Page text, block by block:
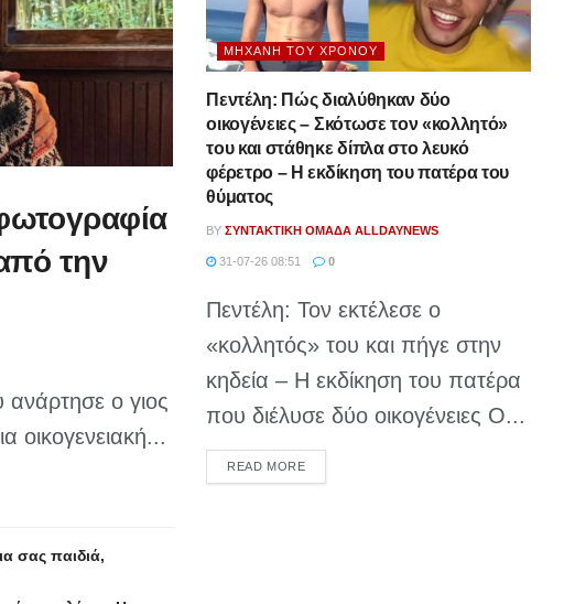
την
ο γιος
οικογενειακή...
σας παιδιά,
ΜΗΧΑΝΉ ΤΟΥ ΧΡΌΝΟΥ
Πεντέλη: Πώς διαλύθηκαν δύο
οικογένειες – Σκότωσε τον «κολλητό»
του και στάθηκε δίπλα στο λευκό
φέρετρο – Η εκδίκηση του πατέρα του
θύματος
BY ΣΥΝΤΑΚΤΙΚΉ ΟΜΆΔΑ ALLDAYNEWS
31-07-26 08:51 0
Πεντέλη: Τον εκτέλεσε ο
«κολλητός» του και πήγε στην
κηδεία – Η εκδίκηση του πατέρα
που διέλυσε δύο οικογένειες Ο...
READ MOREDETAILS